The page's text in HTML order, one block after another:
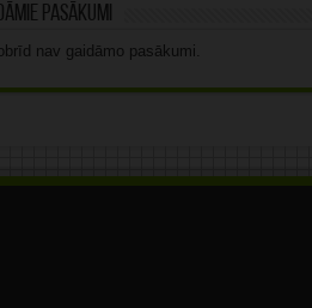
pasākumi
nav gaidāmo pasākumi.